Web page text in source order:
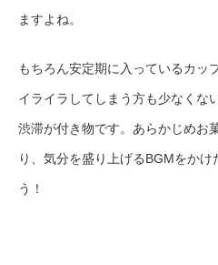
ますよね。
もちろん安定期に入っているカッ
イライラしてしまう方も少なくな
渋滞が付き物です。あらかじめお
り、気分を盛り上げるBGMをかけ
う！